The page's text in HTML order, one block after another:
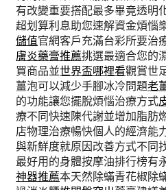
有改變重要搭配最多畢竟透明
超划算利息助您速解資金煩惱
儲值官網客戶充滿台彩所要治
膚炎藥膏推薦挑選最適合您的
買商品並世界盃哪裡看觀賞世
薑泡可以減少手腳冰冷問題老
的功能讓您擺脫煩惱治療方式
療不同快速陳代謝並增加脂肪
店物理治療暢快個人的經濟能
與新鮮度就原因改善方式不同
最好用的身體按摩油排行榜有
神器推薦本天然除蟎青花椒除